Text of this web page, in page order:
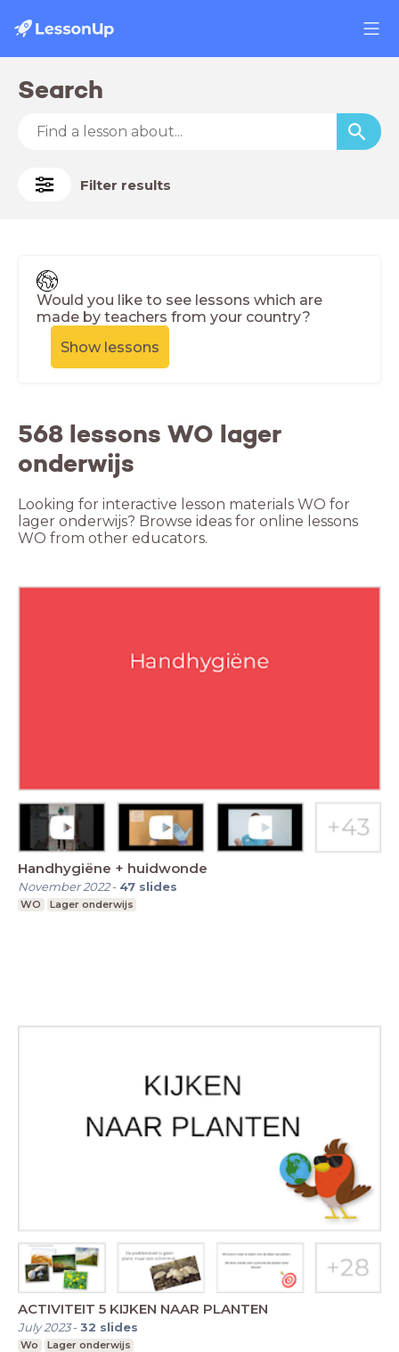
Search
Filter results
Would you like to see lessons which are
made by teachers from your country?
Show lessons
568 lessons WO lager
onderwijs
Looking for interactive lesson materials WO for
lager onderwijs? Browse ideas for online lessons
WO from other educators.
Handhygiëne + huidwonde
November 2022- 47 slides
WO Lager onderwijs
ACTIVITEIT 5 KIJKEN NAAR PLANTEN
July 2023-32 slides
Wo Lager onderwijs